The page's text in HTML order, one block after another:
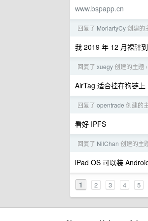
www.bspapp.cn
回复了 MoriartyCy创建的
我 2019 年 12 月裸辞
回复了 xuegy创建的主题 ›
AirTag 适合挂在狗链上
回复了 opentrade 创建的
看好 IPFS
回复了 NilChan 创建的主
iPad OS 可以装
1 2 3 4 5